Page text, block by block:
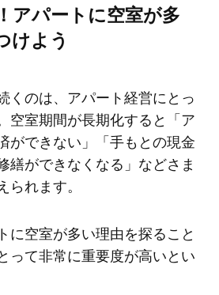
アパートに空室が多
けよう
くのは、アパート経営にとっ
空室期間が長期化すると「ア
ができない」「手もとの現金
繕ができなくなる」などさま
れます。
に空室が多い理由を探ること
って非常に重要度が高いとい